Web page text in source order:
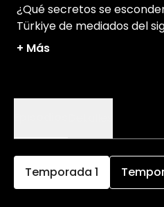
¿Qué secretos se
Türkiye de mediados del
la justicia luchan por
+ Más
Temporada 1